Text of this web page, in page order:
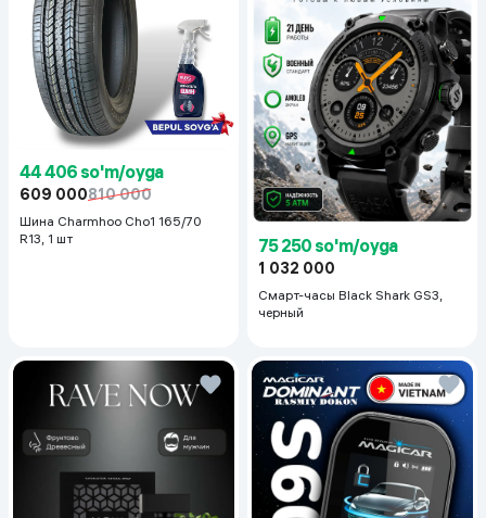
44 406 so'm/oyga
609 000810 000
Шина Charmhoo Cho1 165/70
R13, 1 шт
75 250 so'm/oyga
1 032 000
Смарт-часы Black Shark GS3,
черный